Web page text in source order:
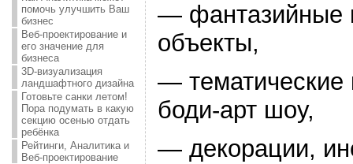
помочь улучшить Ваш
бизнес
Веб-проектирование и
его значение для
бизнеса
3D-визуализация
ландшафтного дизайна
Готовьте санки летом!
Пора подумать в какую
секцию осенью отдать
ребёнка
Рейтинги, Аналитика и
Веб-проектирование
— фантазийные
объекты,
— тематические
боди-арт шоу,
— декорации,